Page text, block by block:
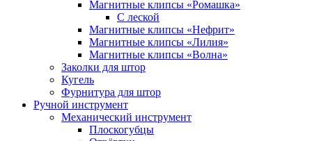
Магнитные клипсы «Ромашка»
С леской
Магнитные клипсы «Нефрит»
Магнитные клипсы «Лилия»
Магнитные клипсы «Волна»
Заколки для штор
Кугель
Фурнитура для штор
Ручной инструмент
Механический инструмент
Плоскогубцы